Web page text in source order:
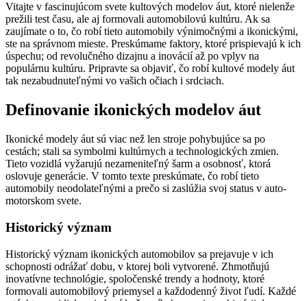
Vitajte v fascinujúcom svete kultových modelov áut, ktoré nielenže
prežili test času, ale aj formovali automobilovú kultúru. Ak sa
zaujímate o to, čo robí tieto automobily výnimočnými a ikonickými,
ste na správnom mieste. Preskúmame faktory, ktoré prispievajú k ich
úspechu; od revolučného dizajnu a inovácií až po vplyv na
populárnu kultúru. Pripravte sa objaviť, čo robí kultové modely áut
tak nezabudnuteľnými vo vašich očiach i srdciach.
Definovanie ikonických modelov áut
Ikonické modely áut sú viac než len stroje pohybujúce sa po
cestách; stali sa symbolmi kultúrnych a technologických zmien.
Tieto vozidlá vyžarujú nezameniteľný šarm a osobnosť, ktorá
oslovuje generácie. V tomto texte preskúmate, čo robí tieto
automobily neodolateľnými a prečo si zaslúžia svoj status v auto-
motorskom svete.
Historický význam
Historický význam ikonických automobilov sa prejavuje v ich
schopnosti odrážať dobu, v ktorej boli vytvorené. Zhmotňujú
inovatívne technológie, spoločenské trendy a hodnoty, ktoré
formovali automobilový priemysel a každodenný život ľudí. Každé